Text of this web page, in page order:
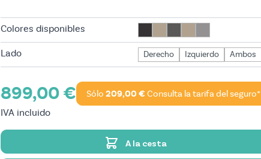
Colores disponibles
Lado Derecho Izquierdo Ambos
899,00 € Sólo 209,00 € Consulta la tarifa del seguro*
IVA incluido
A la cesta